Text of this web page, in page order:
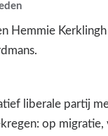
Hemmie
liberale partij
op